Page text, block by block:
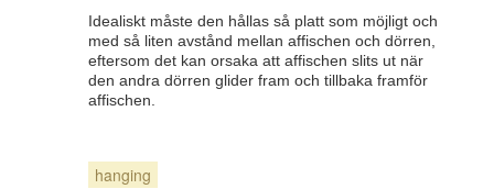
Idealiskt måste den hållas så platt som möjligt och
med så liten avstånd mellan affischen och dörren,
eftersom det kan orsaka att affischen slits ut när
den andra dörren glider fram och tillbaka framför
affischen.
hanging